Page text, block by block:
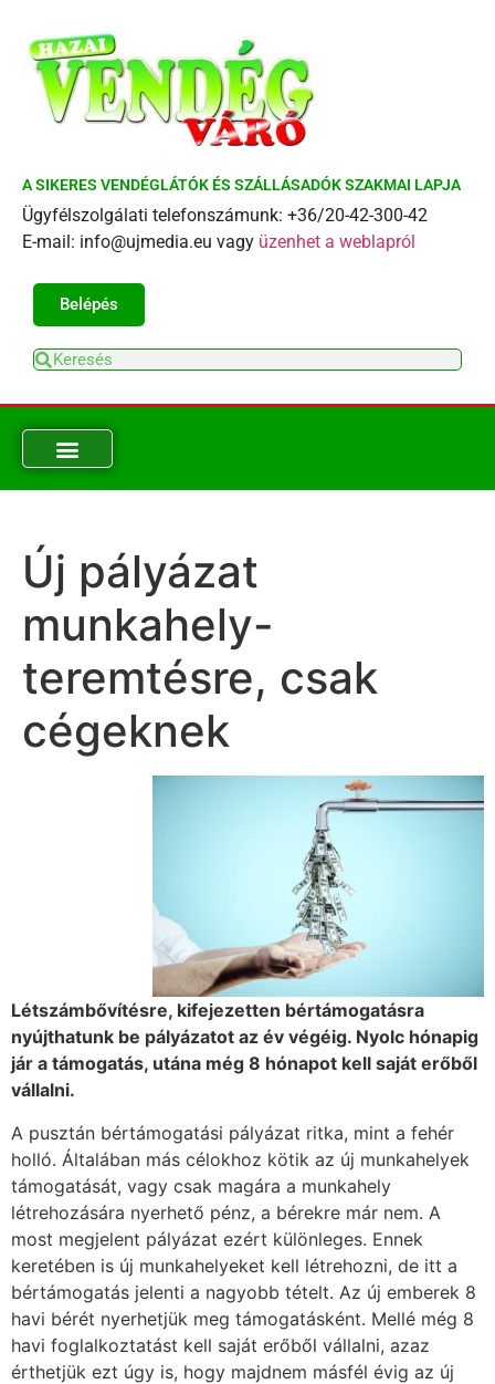
A SIKERES VENDÉGLÁTÓK ÉS SZÁLLÁSADÓK SZAKMAI LAPJA
Ügyfélszolgálati telefonszámunk: +36/20-42-300-42
E-mail: info@ujmedia.eu vagy üzenhet a weblapról
Belépés
Új pályázat
munkahely-
teremtésre, csak
cégeknek
Létszámbővítésre, kifejezetten bértámogatásra
nyújthatunk be pályázatot az év végéig. Nyolc hónapig
jár a támogatás, utána még 8 hónapot kell saját erőből
vállalni.
A pusztán bértámogatási pályázat ritka, mint a fehér
holló. Általában más célokhoz kötik az új munkahelyek
támogatását, vagy csak magára a munkahely
létrehozására nyerhető pénz, a bérekre már nem. A
most megjelent pályázat ezért különleges. Ennek
keretében is új munkahelyeket kell létrehozni, de itt a
bértámogatás jelenti a nagyobb tételt. Az új emberek 8
havi bérét nyerhetjük meg támogatásként. Mellé még 8
havi foglalkoztatást kell saját erőből vállalni, azaz
érthetjük ezt úgy is, hogy majdnem másfél évig az új